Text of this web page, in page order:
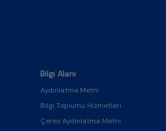
Bilgi Alanı
Aydınlatma Metni
Bilgi Toplumu Hizmetleri
Çerez Aydınlatma Metni